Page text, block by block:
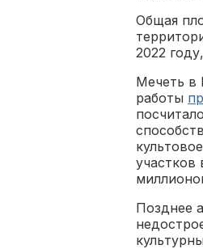
Общая
2022
Мечеть в
работы
Позднее